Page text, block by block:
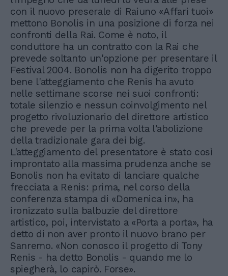
con il nuovo preserale di Raiuno «Affari tuoi»
mettono Bonolis in una posizione di forza nei
confronti della Rai. Come è noto, il
conduttore ha un contratto con la Rai che
prevede soltanto un'opzione per presentare il
Festival 2004. Bonolis non ha digerito troppo
bene l'atteggiamento che Renis ha avuto
nelle settimane scorse nei suoi confronti:
totale silenzio e nessun coinvolgimento nel
progetto rivoluzionario del direttore artistico
che prevede per la prima volta l'abolizione
della tradizionale gara dei big.
L'atteggiamento del presentatore è stato così
improntato alla massima prudenza anche se
Bonolis non ha evitato di lanciare qualche
frecciata a Renis: prima, nel corso della
conferenza stampa di «Domenica in», ha
ironizzato sulla balbuzie del direttore
artistico, poi, intervistato a «Porta a porta», ha
detto di non aver pronto il nuovo brano per
Sanremo. «Non conosco il progetto di Tony
Renis - ha detto Bonolis - quando me lo
spiegherà, lo capirò. Forse».